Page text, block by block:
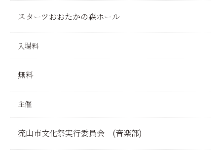
スターツおおたかの森ホール
入場料
無料
主催
流山市文化祭実行委員会 (音楽部)